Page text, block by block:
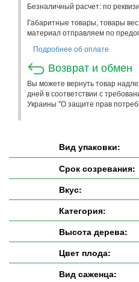
Безналичный расчет: по
Габаритные товары, товары
материал отправляем по
Подробнее об оплате
Возврат и обмен
Вы можете вернуть товар
дней в соответствии с
Украины "О защите прав
Вид упаковки:
Срок созревания:
Вкус:
Категория:
Высота дерева:
Цвет плода:
Вид саженца: